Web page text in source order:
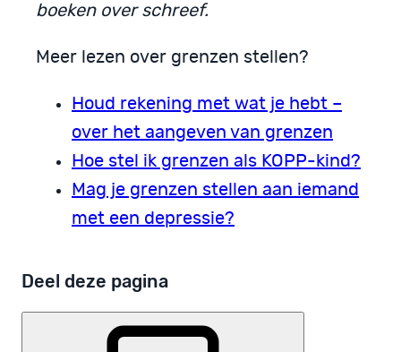
boeken over schreef.
Meer lezen over grenzen stellen?
Houd rekening met wat je hebt –
over het aangeven van grenzen
Hoe stel ik grenzen als KOPP-kind?
Mag je grenzen stellen aan iemand
met een depressie?
Deel deze pagina